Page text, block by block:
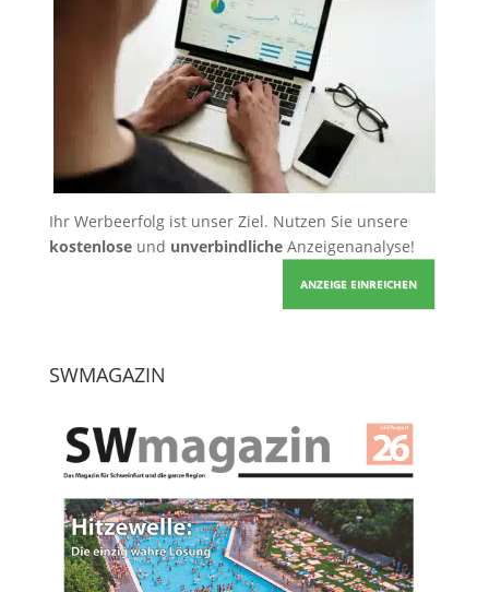
Ihr Werbeerfolg ist unser Ziel. Nutzen Sie unsere
kostenloseund unverbindlicheAnzeigenanalyse!
ANZEIGE EINREICHEN
SWMAGAZIN